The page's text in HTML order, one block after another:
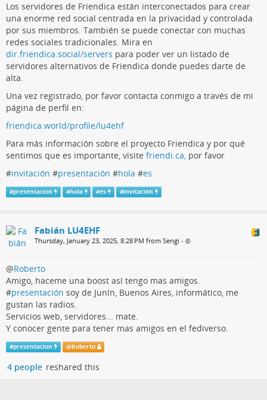
Los servidores de Friendica están interconectados para crear
una enorme red social centrada en la privacidad y controlada
por sus miembros. También se puede conectar con muchas
redes sociales tradicionales. Mira en
dir.friendica.social/servers para poder ver un listado de
servidores alternativos de Friendica donde puedes darte de
alta.
Una vez registrado, por favor contacta conmigo a través de mi
página de perfil en:
friendica.world/profile/lu4ehf
Para más información sobre el proyecto Friendica y por qué
sentimos que es importante, visite friendi.ca, por favor
#invitación #presentación #hola #es
#presentacion #hola #es #invitación
Fabián LU4EHF
Thursday, January 23, 2025, 8:28 PM from Sengi •
@Roberto
Amigo, haceme una boost así tengo mas amigos.
#presentación soy de Junín, Buenos Aires, informático, me
gustan las radios.
Servicios web, servidores... mate.
Y conocer gente para tener mas amigos en el fediverso.
#presentacion @Roberto
4 people reshared this